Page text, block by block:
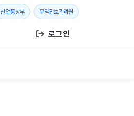
산업통상부새 창 열기무역안보관리원 새 창 열기
로그인